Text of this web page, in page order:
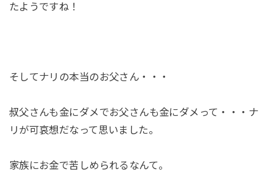
たようですね！
そしてナリの本当のお父さん・・・
叔父さんも金にダメでお父さんも金にダメって・・・ナ
リが可哀想だなって思いました。
家族にお金で苦しめられるなんて。